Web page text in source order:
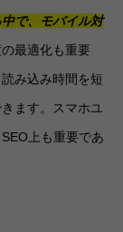
で、モバイル対
最適化も重要
み込み時間を短
ます。スマホユ
上も重要であ